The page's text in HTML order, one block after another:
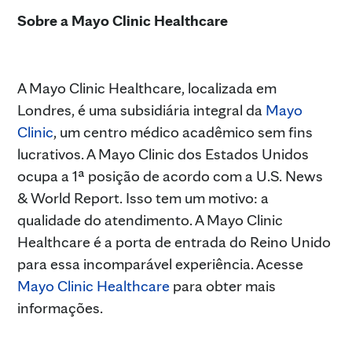
Sobre a Mayo Clinic Healthcare
A Mayo Clinic Healthcare, localizada em
Londres, é uma subsidiária integral da Mayo
Clinic, um centro médico acadêmico sem fins
lucrativos. A Mayo Clinic dos Estados Unidos
ocupa a 1ª posição de acordo com a U.S. News
& World Report. Isso tem um motivo: a
qualidade do atendimento. A Mayo Clinic
Healthcare é a porta de entrada do Reino Unido
para essa incomparável experiência. Acesse
Mayo Clinic Healthcare para obter mais
informações.